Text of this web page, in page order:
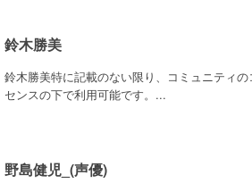
鈴木勝美
鈴木勝美特に記載のない限り、コミュニティ
センスの下で利用可能です。...
野島健児_(声優)